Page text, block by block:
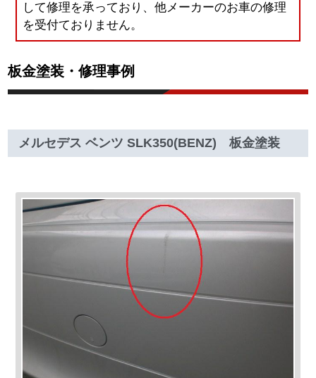
して修理を承っており、他メーカーのお車の修理
を受付ておりません。
板金塗装・修理事例
メルセデス ベンツ SLK350(BENZ) 板金塗装